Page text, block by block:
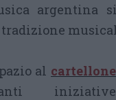
argentina
tradizione
al cartellone
iniziative